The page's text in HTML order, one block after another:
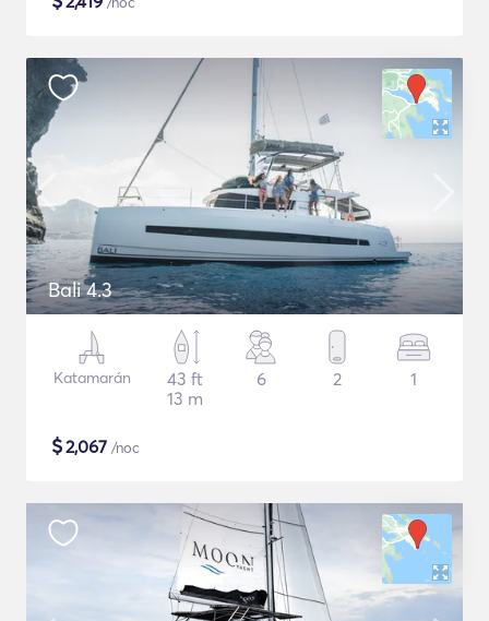
Bali 4.3
Katamarán
43 ft
13 m
6 2 1
$2,067 /noc